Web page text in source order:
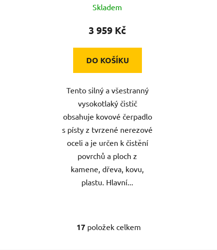
šamponováním, 1800W
Skladem
3 959 Kč
DO KOŠÍKU
Tento silný a všestranný
vysokotlaký čistič
obsahuje kovové čerpadlo
s písty z tvrzené nerezové
oceli a je určen k čistění
povrchů a ploch z
kamene, dřeva, kovu,
plastu. Hlavní...
O
17položek celkem